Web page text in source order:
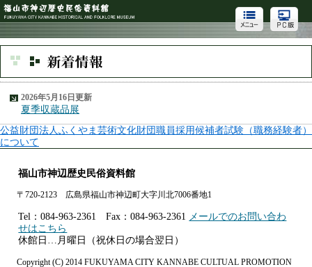
2026年5月16日更新
夏季収蔵品展
公益財団法人ふくやま芸術文化財団職員採用候補者試験（職務経験者）
について
福山市神辺歴史民俗資料館
〒720-2123 広島県福山市神辺町大字川北7006番地1
Tel：084-963-2361 Fax：084-963-2361 メールでのお問い合わ
せはこちら
休館日…月曜日（祝休日の場合翌日）
Copyright (C) 2014 FUKUYAMA CITY KANNABE CULTUAL PROMOTION